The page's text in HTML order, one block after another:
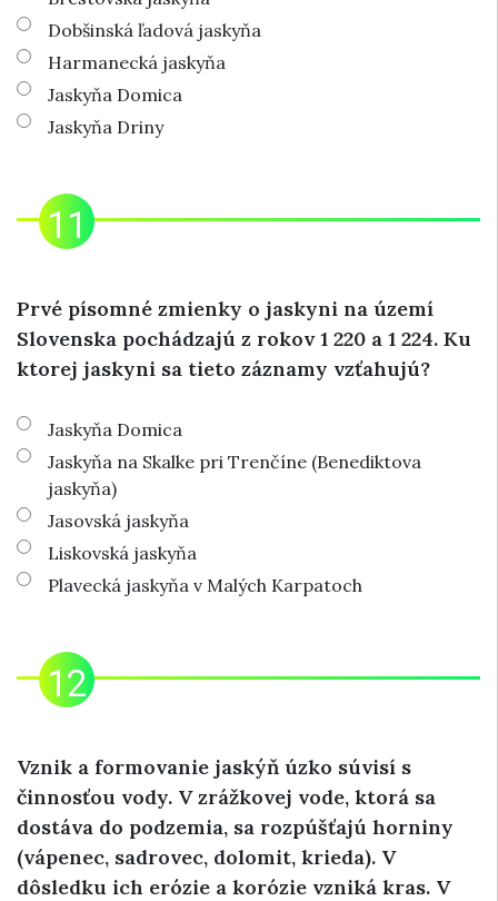
Dobšinská ľadová jaskyňa
Harmanecká jaskyňa
Jaskyňa Domica
Jaskyňa Driny
Prvé písomné zmienky o jaskyni na území
Slovenska pochádzajú z rokov 1 220 a 1 224. Ku
ktorej jaskyni sa tieto záznamy vzťahujú?
Jaskyňa Domica
Jaskyňa na Skalke pri Trenčíne (Benediktova
jaskyňa)
Jasovská jaskyňa
Liskovská jaskyňa
Plavecká jaskyňa v Malých Karpatoch
Vznik a formovanie jaskýň úzko súvisí s
činnosťou vody. V zrážkovej vode, ktorá sa
dostáva do podzemia, sa rozpúšťajú horniny
(vápenec, sadrovec, dolomit, krieda). V
dôsledku ich erózie a korózie vzniká kras. V